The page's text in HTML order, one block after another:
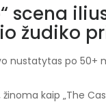
scena
žudiko
nustatytas po 50+
kaip „The